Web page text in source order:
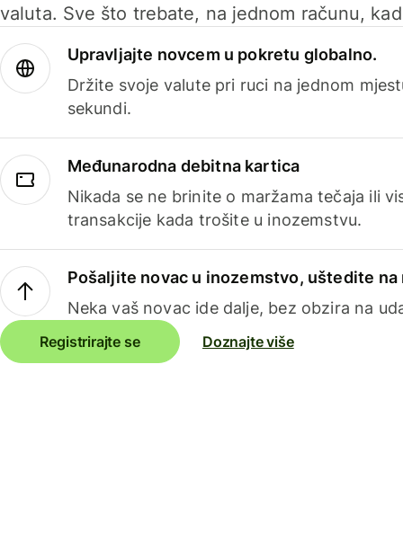
valuta. Sve što trebate, na jednom računu,
Upravljajte novcem u pokretu globalno.
Držite svoje valute pri ruci na jednom
sekundi.
Međunarodna debitna kartica
Nikada se ne brinite o maržama tečaja ili
transakcije kada trošite u inozemstvu.
Pošaljite novac u inozemstvo, uštedite na
Neka vaš novac ide dalje, bez obzira na
Registrirajte se Doznajte više